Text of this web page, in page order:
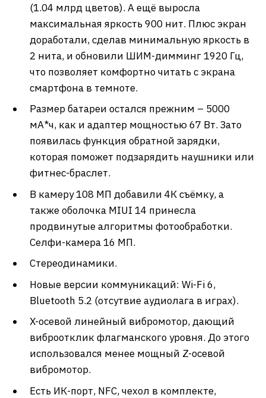
(1.04 млрд цветов). А ещё выросла
максимальная яркость 900 нит. Плюс экран
доработали, сделав минимальную яркость в
2 нита, и обновили ШИМ-димминг 1920 Гц,
что позволяет комфортно читать с экрана
смартфона в темноте.
Размер батареи остался прежним – 5000
мА*ч, как и адаптер мощностью 67 Вт. Зато
появилась функция обратной зарядки,
которая поможет подзарядить наушники или
фитнес-браслет.
В камеру 108 МП добавили 4К съёмку, а
также оболочка MIUI 14 принесла
продвинутые алгоритмы фотообработки.
Селфи-камера 16 МП.
Стереодинамики.
Новые версии коммуникаций: Wi-Fi 6,
Bluetooth 5.2 (отсутвие аудиолага в играх).
X-осевой линейный вибромотор, дающий
виброотклик флагманского уровня. До этого
использовался менее мощный Z-осевой
вибромотор.
Есть ИК-порт, NFC, чехол в комплекте,